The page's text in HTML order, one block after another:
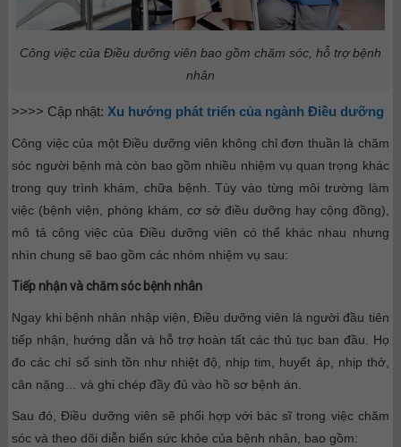
Công việc của Điều dưỡng viên bao gồm chăm sóc, hỗ trợ bệnh
nhân
>>>> Cập nhật:Xu hướng phát triển của ngành Điều dưỡng
Công việc của một Điều dưỡng viên không chỉ đơn thuần là chăm
sóc người bệnh mà còn bao gồm nhiều nhiệm vụ quan trọng khác
trong quy trình khám, chữa bệnh. Tùy vào từng môi trường làm
việc (bệnh viện, phòng khám, cơ sở điều dưỡng hay cộng đồng),
mô tả công việc của Điều dưỡng viên có thể khác nhau nhưng
nhìn chung sẽ bao gồm các nhóm nhiệm vụ sau:
Tiếp nhận và chăm sóc bệnh nhân
Ngay khi bệnh nhân nhập viện, Điều dưỡng viên là người đầu tiên
tiếp nhận, hướng dẫn và hỗ trợ hoàn tất các thủ tục ban đầu. Họ
đo các chỉ số sinh tồn như nhiệt độ, nhịp tim, huyết áp, nhịp thở,
cân nặng… và ghi chép đầy đủ vào hồ sơ bệnh án.
Sau đó, Điều dưỡng viên sẽ phối hợp với bác sĩ trong việc chăm
sóc và theo dõi diễn biến sức khỏe của bệnh nhân, bao gồm: